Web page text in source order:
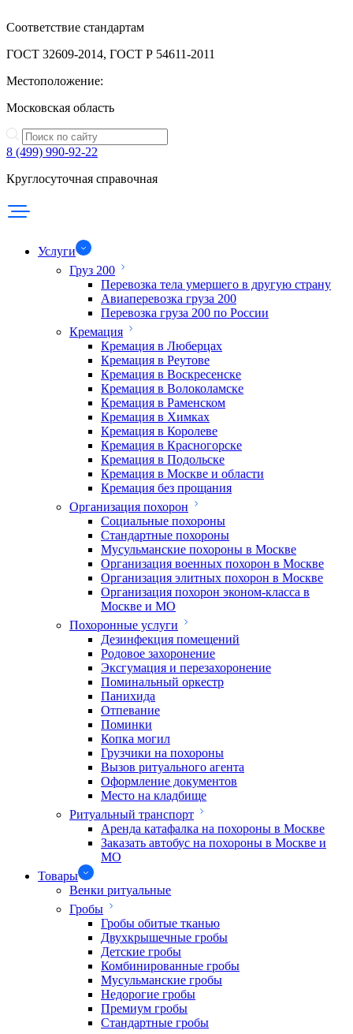
Соответствие стандартам
ГОСТ 32609-2014, ГОСТ Р 54611-2011
Местоположение:
Московская область
8 (499) 990-92-22
Круглосуточная справочная
Услуги
Груз 200
Перевозка тела умершего в другую страну
Авиаперевозка груза 200
Перевозка груза 200 по России
Кремация
Кремация в Люберцах
Кремация в Реутове
Кремация в Воскресенске
Кремация в Волоколамске
Кремация в Раменском
Кремация в Химках
Кремация в Королеве
Кремация в Красногорске
Кремация в Подольске
Кремация в Москве и области
Кремация без прощания
Организация похорон
Социальные похороны
Стандартные похороны
Мусульманские похороны в Москве
Организация военных похорон в Москве
Организация элитных похорон в Москве
Организация похорон эконом-класса в
Москве и МО
Похоронные услуги
Дезинфекция помещений
Родовое захоронение
Эксгумация и перезахоронение
Поминальный оркестр
Панихида
Отпевание
Поминки
Копка могил
Грузчики на похороны
Вызов ритуального агента
Оформление документов
Место на кладбище
Ритуальный транспорт
Аренда катафалка на похороны в Москве
Заказать автобус на похороны в Москве и
МО
Товары
Венки ритуальные
Гробы
Гробы обитые тканью
Двухкрышечные гробы
Детские гробы
Комбинированные гробы
Мусульманские гробы
Недорогие гробы
Премиум гробы
Стандартные гробы